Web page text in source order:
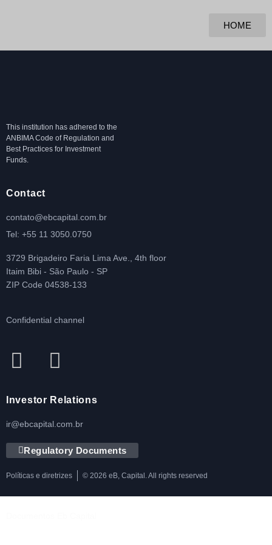
HOME
This institution has adhered to the
ANBIMA Code of Regulation and
Best Practices for Investment
Funds.
Contact
contato@ebcapital.com.br
Tel: +55 11 3050.0750
3729 Brigadeiro Faria Lima Ave., 4th floor
Itaim Bibi - São Paulo - SP
ZIP Code 04538-133
Confidential channel
Investor Relations
ir@ebcapital.com.br
Regulatory Documents
Políticas e diretrizes © 2026 eB, Capital. All rights reserved